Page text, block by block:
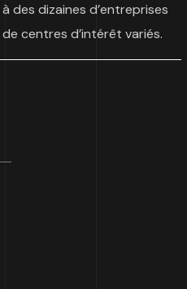
des dizaines d’entreprises
centres d’intérêt variés.